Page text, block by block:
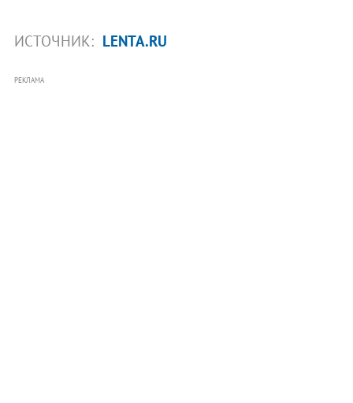
ИСТОЧНИК: LENTA.RU
РЕКЛАМА